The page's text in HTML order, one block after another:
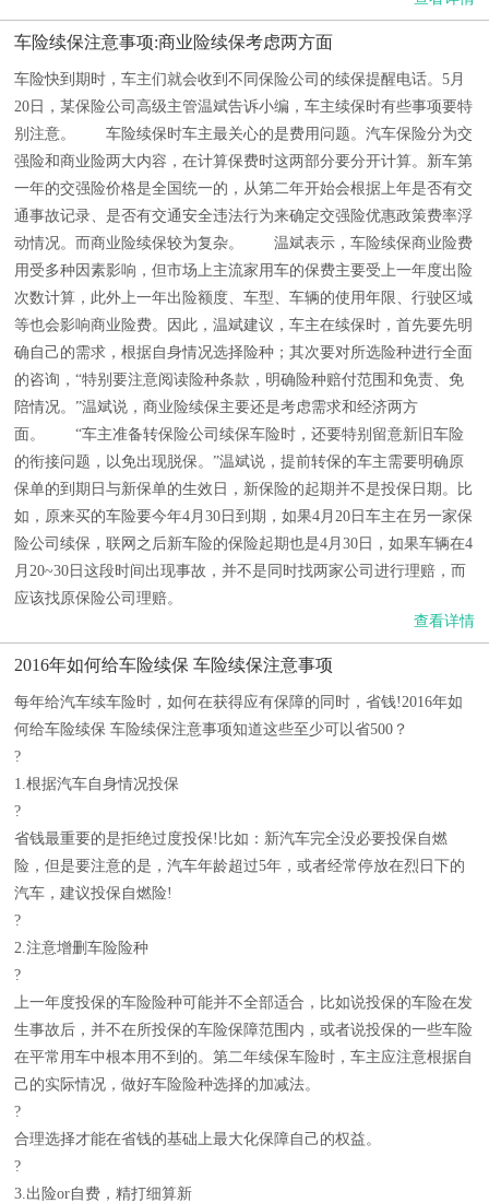
车险续保注意事项:商业险续保考虑两方面
车险快到期时，车主们就会收到不同保险公司的续保提醒电话。5月
20日，某保险公司高级主管温斌告诉小编，车主续保时有些事项要特
别注意。 车险续保时车主最关心的是费用问题。汽车保险分为交
强险和商业险两大内容，在计算保费时这两部分要分开计算。新车第
一年的交强险价格是全国统一的，从第二年开始会根据上年是否有交
通事故记录、是否有交通安全违法行为来确定交强险优惠政策费率浮
动情况。而商业险续保较为复杂。 温斌表示，车险续保商业险费
用受多种因素影响，但市场上主流家用车的保费主要受上一年度出险
次数计算，此外上一年出险额度、车型、车辆的使用年限、行驶区域
等也会影响商业险费。因此，温斌建议，车主在续保时，首先要先明
确自己的需求，根据自身情况选择险种；其次要对所选险种进行全面
的咨询，“特别要注意阅读险种条款，明确险种赔付范围和免责、免
陪情况。”温斌说，商业险续保主要还是考虑需求和经济两方
面。 “车主准备转保险公司续保车险时，还要特别留意新旧车险
的衔接问题，以免出现脱保。”温斌说，提前转保的车主需要明确原
保单的到期日与新保单的生效日，新保险的起期并不是投保日期。比
如，原来买的车险要今年4月30日到期，如果4月20日车主在另一家保
险公司续保，联网之后新车险的保险起期也是4月30日，如果车辆在4
月20~30日这段时间出现事故，并不是同时找两家公司进行理赔，而
应该找原保险公司理赔。
查看详情
2016年如何给车险续保 车险续保注意事项
每年给汽车续车险时，如何在获得应有保障的同时，省钱!2016年如
何给车险续保 车险续保注意事项知道这些至少可以省500？
?
1.根据汽车自身情况投保
?
省钱最重要的是拒绝过度投保!比如：新汽车完全没必要投保自燃
险，但是要注意的是，汽车年龄超过5年，或者经常停放在烈日下的
汽车，建议投保自燃险!
?
2.注意增删车险险种
?
上一年度投保的车险险种可能并不全部适合，比如说投保的车险在发
生事故后，并不在所投保的车险保障范围内，或者说投保的一些车险
在平常用车中根本用不到的。第二年续保车险时，车主应注意根据自
己的实际情况，做好车险险种选择的加减法。
?
合理选择才能在省钱的基础上最大化保障自己的权益。
?
3.出险or自费，精打细算新